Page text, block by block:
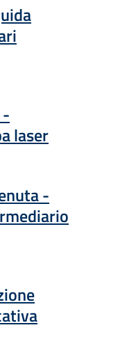
1.76 MB
laser
675.50 kB
-
957.50 kB
439.50 kB